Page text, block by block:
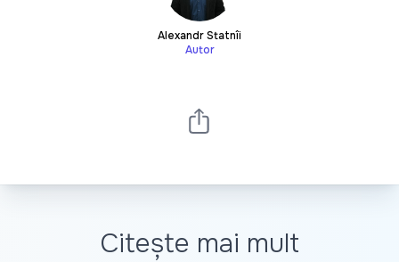
Alexandr Statnîi
Autor
Citește mai mult